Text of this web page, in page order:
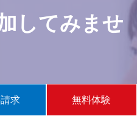
してみませ
スを設定!
求 無料体験